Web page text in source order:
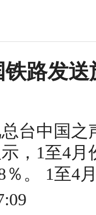
路发
台中国
，1至4月
％。 1至4